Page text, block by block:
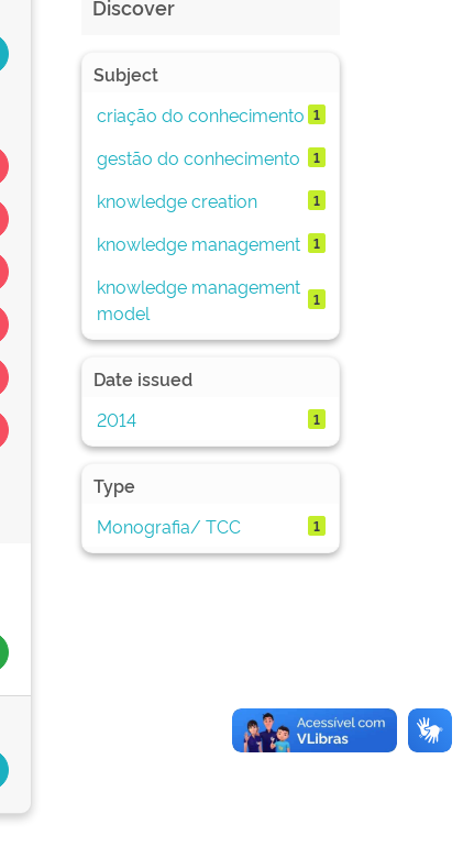
Discover
Subject
criação do conhecimento 1
gestão do conhecimento 1
knowledge creation 1
knowledge management 1
knowledge management
model
1
Date issued
2014
1
Type
Monografia/ TCC
1